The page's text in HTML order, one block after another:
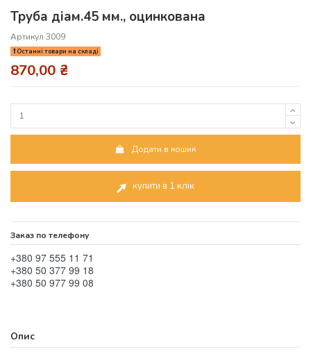
Труба діам.45 мм., оцинкована
Артикул 3009
Останні товари на складі
870,00 ₴
Додати в кошик
купити в 1 клік
Заказ по телефону
+380 97 555 11 71
+380 50 377 99 18
+380 50 977 99 08
Опис